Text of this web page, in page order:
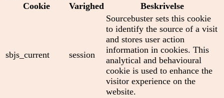
Cookie
Varighed Beskrivelse
sbjs_current session
Sourcebuster sets this cookie
to identify the source of a visit
and stores user action
information in cookies. This
analytical and behavioural
cookie is used to enhance the
visitor experience on the
website.